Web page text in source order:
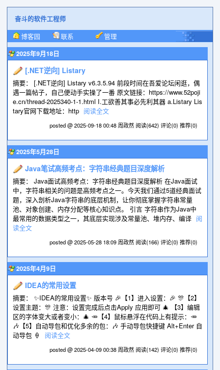
奋斗的软件工程师
博客园 联系 管理
2025年9月18日
[.NET逆向] Listary
摘要： [.NET逆向] Listary v6.3.5.94 前段时间在吾爱论坛闲逛，偶
遇一篇帖子，自己便动手实操了一番 原文链接：https://www.52poji
e.cn/thread-2025340-1-1.html I.工欲善其事必先利其器 a.Listary Lis
tary官网下载地址：http 阅读全文
posted @ 2025-09-18 00:48 周政然 阅读(642) 评论(0) 推荐(0)
2025年5月28日
Java笔试高频考点：字符串经典题目深度解析
摘要： Java面试高频考点：字符串经典题目深度解析 在Java面试
中，字符串相关的问题是高频考点之一。今天我们通过5道经典面试
题，深入剖析Java字符串的底层机制，让你彻底掌握字符串常量
池、对象创建、内存分配等核心知识点。 引言 字符串作为Java中
最常用的数据类型之一，其底层实现涉及常量池、堆内存、编译 阅
读全文
posted @ 2025-05-28 18:09 周政然 阅读(166) 评论(0) 推荐(0)
2025年4月9日
IDEA的常用设置
摘要： ✨IDEA的常用设置✨ 版本号 🎉【1】进入设置：🎉 🎊【2】
设置主题：🎊 注意：设置完成后点击Apply 应用即可 🎄 【3】编辑
区的字体变大或者变小：🎄 🥕【4】鼠标悬浮在代码上有提示：🥕
🎶【5】自动导包和优化多余的包：🎶 手动导包快捷键 Alt+Enter 自
动导包 🍦
阅读全文
posted @ 2025-04-09 00:38 周政然 阅读(142) 评论(0) 推荐(0)